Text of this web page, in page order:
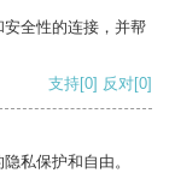
全性的连接，并帮
支持[0] 反对[0]
私保护和自由。